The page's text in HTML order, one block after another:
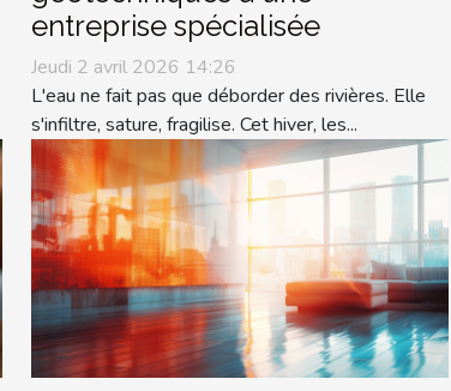
entreprise spécialisée
Jeudi 2 avril 2026 14:26
L'eau ne fait pas que déborder des rivières. Elle
s'infiltre, sature, fragilise. Cet hiver, les...